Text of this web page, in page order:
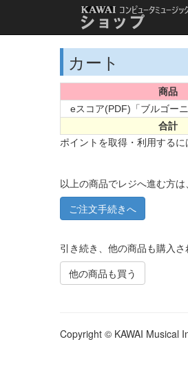
カート
商品
eスコア(PDF)「ブルゴー
合計
ポイントを取得・利用するに
以上の商品でレジへ進む方
引き続き、他の商品も購入
他の商品も買う
Copyright © KAWAI Musical